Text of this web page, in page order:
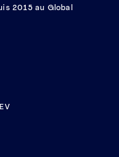
2015 au Global